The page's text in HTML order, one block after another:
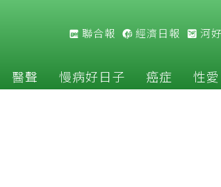
聯合報 經濟日報 河
醫聲 慢病好日子 癌症 性愛